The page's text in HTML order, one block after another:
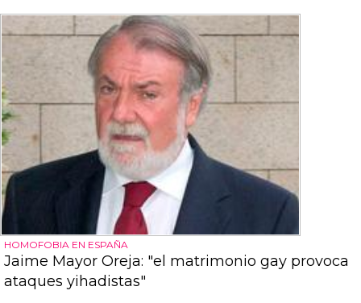
HOMOFOBIA EN ESPAÑA
Jaime Mayor Oreja: "el matrimonio gay provoca
ataques yihadistas"